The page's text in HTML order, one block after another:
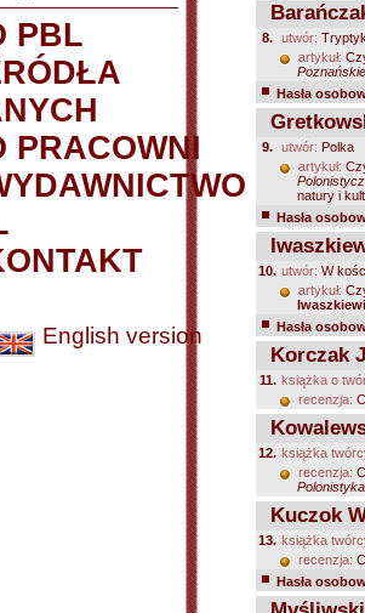
PBL
PRACOWNI
English version
8. utwór:
artykuł:
Hasła
9. utwór: Polka
artykuł:
natury i
Hasła
10. utwór: W
artykuł:
Hasła
Korczak
11. książka o
recenzja:
12. książka
recenzja:
Kuczok
13. książka
recenzja:
Hasła